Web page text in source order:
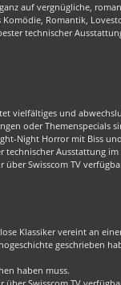
auf vergnügliche,
Romantik,
technischer
vielfältiges und
oder Themenspecials
Night Horror mit Biss
Ausstattung
Swisscom TV
Klassiker vereint an
geschrieben
haben muss.